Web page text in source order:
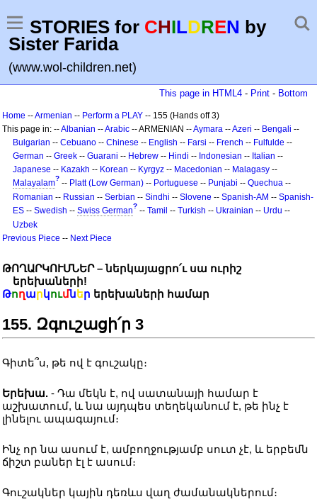
STORIES for CHILDREN by
Sister Farida
(www.wol-children.net)
This page in HTML4 - Print - Bottom
Home --Armenian -- Perform a PLAY -- 155 (Hands off 3)
This page in: --Albanian --Arabic -- ARMENIAN --Aymara --Azeri -- Bengali --
Bulgarian -- Cebuano -- Chinese -- English -- Farsi -- French -- Fulfulde --
German -- Greek -- Guarani -- Hebrew -- Hindi -- Indonesian -- Italian --
Japanese -- Kazakh -- Korean -- Kyrgyz -- Macedonian -- Malagasy --
Malayalam? -- Platt (Low German) -- Portuguese -- Punjabi -- Quechua --
Romanian -- Russian -- Serbian -- Sindhi -- Slovene -- Spanish-AM -- Spanish-
ES -- Swedish -- Swiss German? -- Tamil -- Turkish -- Ukrainian -- Urdu --
Uzbek
Previous Piece -- Next Piece
ԹՈՂԱՐԿՈՒՄՆԵՐ – ներկայացրո՛ւ սա ուրիշ
երեխաների!
Թողարկումներ երեխաների համար
155. Զգուշացի՛ր 3
Գիտե՞ս, թե ով է գուշակը։
Երեխա. - Դա մեկն է, ով սատանայի համար է
աշխատում, և նա այդպես տեղեկանում է, թե ինչ է
լինելու ապագայում։
Ինչ որ նա ասում է, ամբողջությամբ սուտ չէ, և երբեմն
ճիշտ բաներ էլ է ասում։
Գուշակներ կային դեռևս վաղ ժամանակներում։